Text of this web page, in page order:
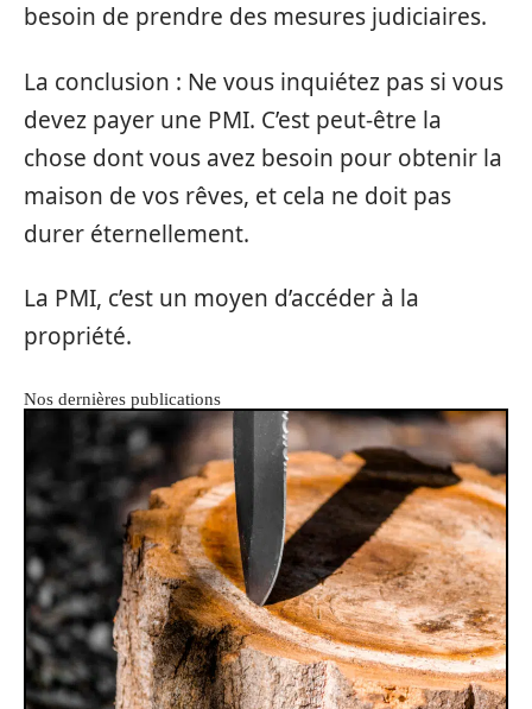
besoin de prendre des mesures judiciaires.
La conclusion : Ne vous inquiétez pas si vous
devez payer une PMI. C’est peut-être la
chose dont vous avez besoin pour obtenir la
maison de vos rêves, et cela ne doit pas
durer éternellement.
La PMI, c’est un moyen d’accéder à la
propriété.
Nos dernières publications